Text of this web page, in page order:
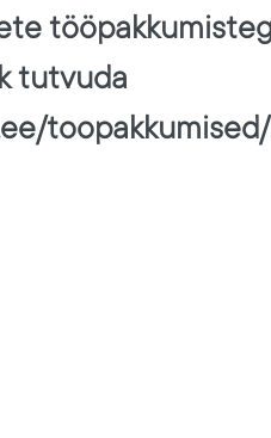
tutvuda